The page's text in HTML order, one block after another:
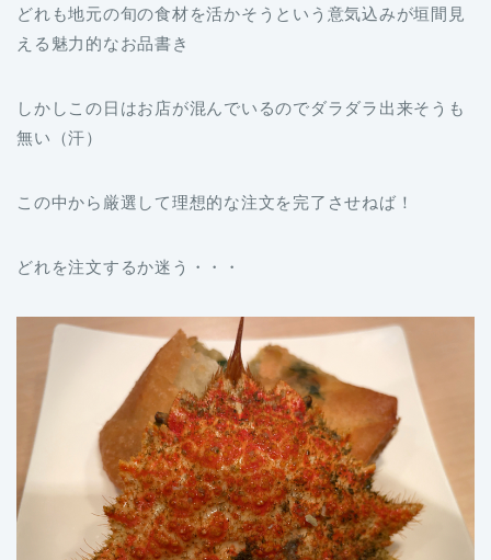
どれも地元の旬の食材を活かそうという意気込みが垣間見
える魅力的なお品書き
しかしこの日はお店が混んでいるのでダラダラ出来そうも
無い（汗）
この中から厳選して理想的な注文を完了させねば！
どれを注文するか迷う・・・